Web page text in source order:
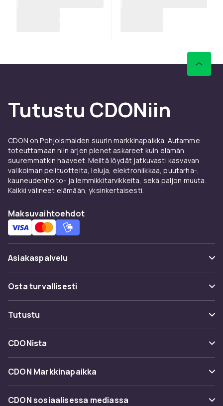
Tutustu CDONiin
CDON on Pohjoismaiden suurin markkinapaikka. Autamme
toteuttamaan niin arjen pienet askareet kuin elämän
suuremmatkin haaveet. Meiltä löydät jatkuvasti kasvavan
valikoiman pelituotteita, leluja, elektroniikkaa, puutarha-,
kauneudenhoito- ja lemmikkitarvikkeita, sekä paljon muuta.
Kaikki välineet elämään, yksinkertaisesti.
Maksuvaihtoehdot
Asiakaspalvelu
Usein kysyttyä (UKK)
Seuraa pakettia
Ota yhteyttä
Osta turvallisesti
Maksuvaihtoehdot
Toimitus
Takaisinvedot
Tutustu
Kategoriat
Tuotemerkit
CDONista
Tietoa meistä
Asiakasarvionnit
CDON Markkinapaikka
Merchant Help Center
CDON sosiaalisessa mediassa